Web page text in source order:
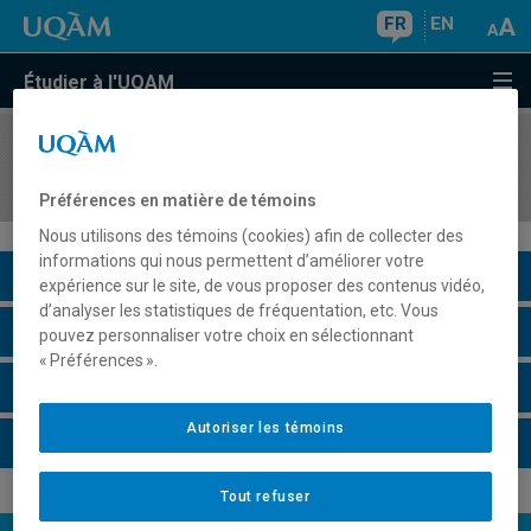
FR EN
Étudier à l'UQAM
COURS//
Description du cours
Horaire - Été 2026
Préférences en matière de témoins
Nous utilisons des témoins (cookies) afin de collecter des
informations qui nous permettent d’améliorer votre
expérience sur le site, de vous proposer des contenus vidéo,
d’analyser les statistiques de fréquentation, etc. Vous
pouvez personnaliser votre choix en sélectionnant
« Préférences ».
Tout refuser
Autoriser les témoins